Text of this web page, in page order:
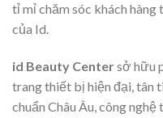
tỉ mỉ chăm sóc khách
của Id.
id Beauty Centersở hữu
trang thiết bị hiện đại, tân
chuẩn Châu Âu, công